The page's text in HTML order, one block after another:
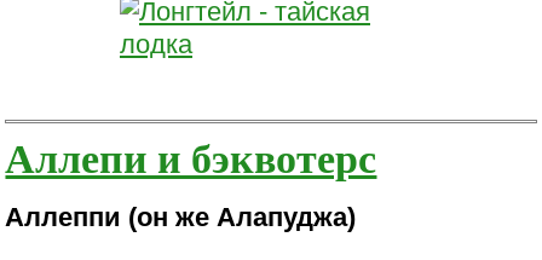
Аллепи и бэквотерс
Аллеппи (он же Алапуджа)